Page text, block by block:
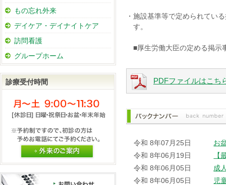
・施設基準等で定められてい
す。
■厚生労働大臣の定める掲示
PDFファイルはこち
令和 8年07月25日
お
令和 8年06月19日
令和 8年06月05日
成
令和 8年06月05日
児
もの忘れ外来
デイケア・デイナイトケア
訪問看護
グループホーム
診療受付時間